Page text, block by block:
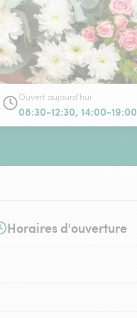
Ouvert aujourd'hui
08:30-12:30, 14:00-19:00
Horaires d'ouverture